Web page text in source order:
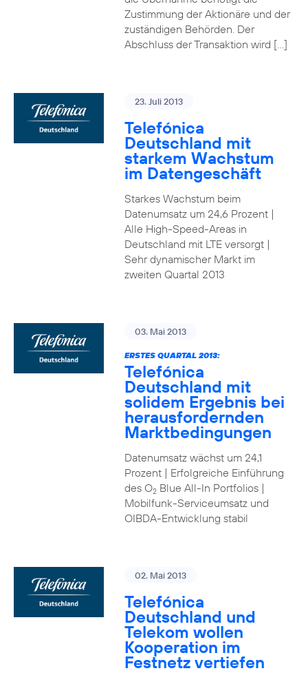
Zustimmung der Aktionäre und der
zuständigen Behörden. Der
Abschluss der Transaktion wird […]
23. Juli 2013
Telefónica
Deutschland mit
starkem Wachstum
im Datengeschäft
Starkes Wachstum beim
Datenumsatz um 24,6 Prozent |
Alle High-Speed-Areas in
Deutschland mit LTE versorgt |
Sehr dynamischer Markt im
zweiten Quartal 2013
03. Mai 2013
ERSTES QUARTAL 2013:
Telefónica
Deutschland mit
solidem Ergebnis bei
herausfordernden
Marktbedingungen
Datenumsatz wächst um 24,1
Prozent | Erfolgreiche Einführung
des O2Blue All-In Portfolios |
Mobilfunk-Serviceumsatz und
OIBDA-Entwicklung stabil
02. Mai 2013
Telefónica
Deutschland und
Telekom wollen
Kooperation im
Festnetz vertiefen